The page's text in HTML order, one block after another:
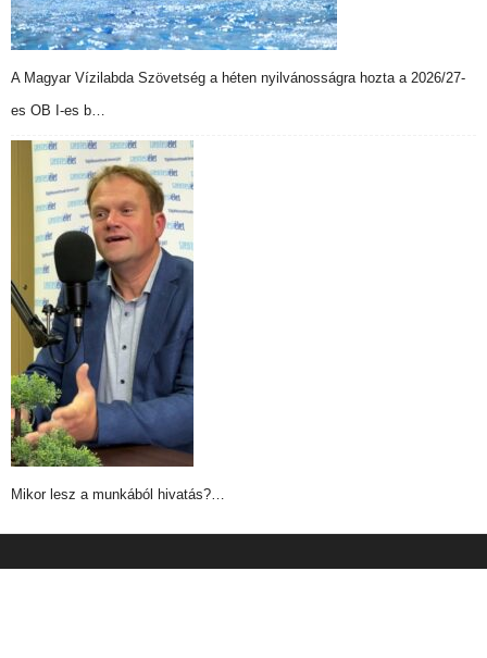
A Magyar Vízilabda Szövetség a héten nyilvánosságra hozta a 2026/27-
es OB I-es b…
Mikor lesz a munkából hivatás?…